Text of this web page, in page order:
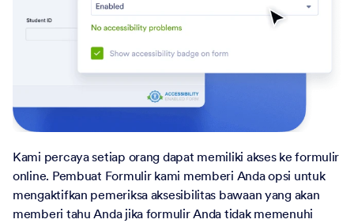
Kami percaya setiap orang dapat memiliki akses ke formulir
online. Pembuat Formulir kami memberi Anda opsi untuk
mengaktifkan pemeriksa aksesibilitas bawaan yang akan
memberi tahu Anda jika formulir Anda tidak memenuhi